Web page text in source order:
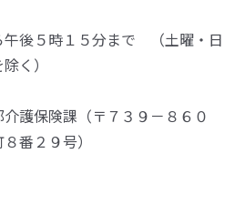
後５時１５分まで （土曜・日
く）
護保険課（〒７３９－８６０
番２９号）